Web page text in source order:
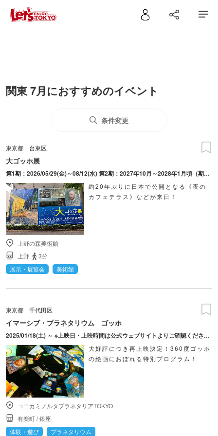
関東 7月におすすめのイベント
条件変更
東京都 台東区
大ゴッホ展
第1期：2026/05/29(金)～08/12(水) 第2期：2027年10月～2028年1月頃（期間確定後に公表予定）
約20年ぶりに日本で公開となる《夜の
カフェテラス》などが来日！
上野の森美術館
上野
3分
展示・展覧会
美術館
東京都 千代田区
イマーシブ・プラネタリウム ゴッホ
2025/01/18(土) ～ ※上映日・上映時間は公式ウェブサイトよりご確認ください。
大好評につき再上映決定！360度ゴッホ
の絵画におぼれる特別プログラム！
コニカミノルタプラネタリアTOKYO
有楽町/銀座
体験・遊び
プラネタリウム